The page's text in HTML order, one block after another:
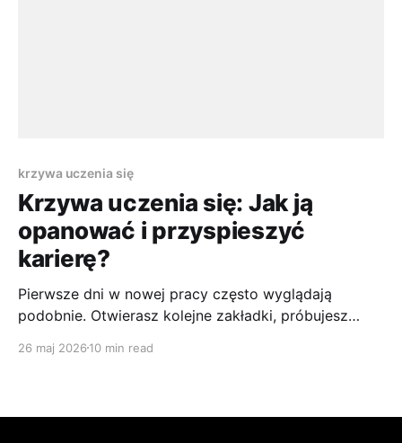
krzywa uczenia się
Krzywa uczenia się: Jak ją
opanować i przyspieszyć
karierę?
Pierwsze dni w nowej pracy często wyglądają
podobnie. Otwierasz kolejne zakładki, próbujesz
używanych przez zespół i masz wrażenie, że
początku samo uporządkowanie ofert, wersji CV,
26 maj 2026 10 min read